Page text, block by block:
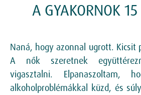
A GYAKORNOK
Naná, hogy azonnal ugrott. Kicsit
A nők szeretnek
vigasztalni. Elpanaszoltam,
alkoholproblémákkal küzd, és